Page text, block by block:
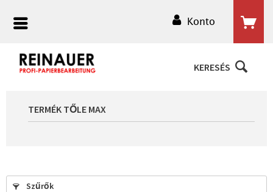
Konto
KERESÉS
TERMÉK TŐLE MAX
Szűrők